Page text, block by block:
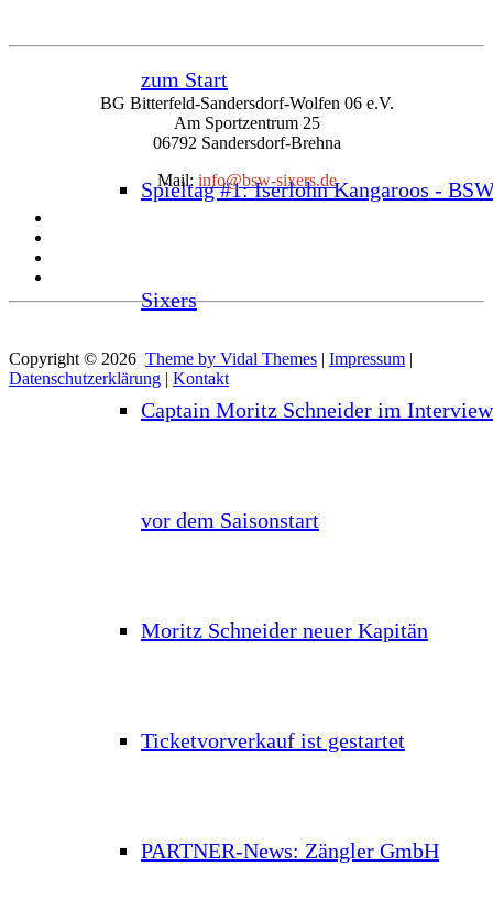
zum Start
Spieltag #1: Iserlohn Kangaroos -
Sixers
Captain Moritz Schneider im Interview
vor dem Saisonstart
Moritz Schneider neuer Kapitän
Ticketvorverkauf ist gestartet
PARTNER-News: Zängler GmbH
BG Bitterfeld-Sandersdorf-Wolfen 06 e.V.
Am Sportzentrum 25
06792 Sandersdorf-Brehna
Mail: info@bsw-sixers.de
Copyright © 2026 Theme by Vidal Themes | Impressum |
Datenschutzerklärung | Kontakt